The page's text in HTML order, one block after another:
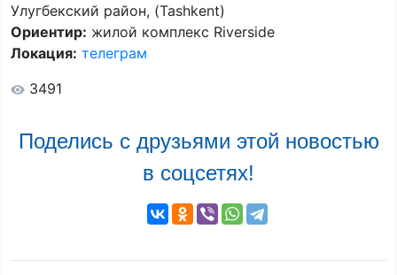
Улугбекский район, (Tashkent)
Ориентир: жилой комплекс Riverside
Локация: телеграм
3491
Поделись с друзьями этой новостью
в соцсетях!